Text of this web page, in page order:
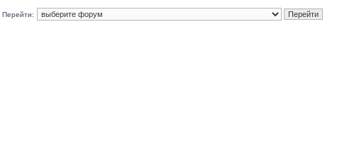
Перейти: